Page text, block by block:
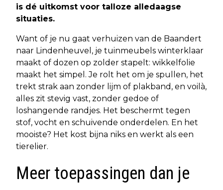
is dé uitkomst voor talloze alledaagse
situaties.
Want of je nu gaat verhuizen van de Baandert
naar Lindenheuvel, je tuinmeubels winterklaar
maakt of dozen op zolder stapelt: wikkelfolie
maakt het simpel. Je rolt het om je spullen, het
trekt strak aan zonder lijm of plakband, en voilà,
alles zit stevig vast, zonder gedoe of
loshangende randjes. Het beschermt tegen
stof, vocht en schuivende onderdelen. En het
mooiste? Het kost bijna niks en werkt als een
tierelier.
Meer toepassingen dan je